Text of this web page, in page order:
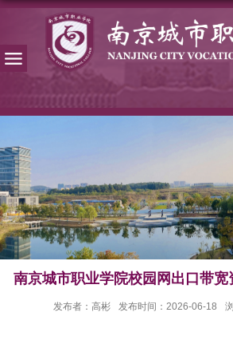
南京城市职业学院校园网出口带
发布者：高彬 发布时间：2026-06-18